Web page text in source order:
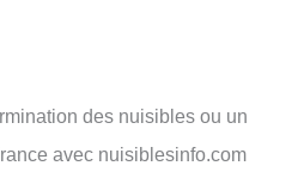
des nuisibles ou un
avec nuisiblesinfo.com